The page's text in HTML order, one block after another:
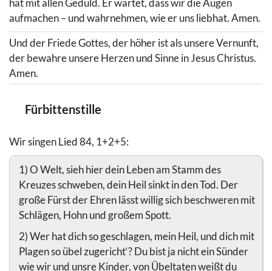
hat mit allen Geduld. Er wartet, dass wir die Augen
aufmachen – und wahrnehmen, wie er uns liebhat. Amen.
Und der Friede Gottes, der höher ist als unsere Vernunft,
der bewahre unsere Herzen und Sinne in Jesus Christus.
Amen.
Fürbittenstille
Wir singen Lied 84, 1+2+5:
1) O Welt, sieh hier dein Leben am Stamm des
Kreuzes schweben, dein Heil sinkt in den Tod. Der
große Fürst der Ehren lässt willig sich beschweren mit
Schlägen, Hohn und großem Spott.
2) Wer hat dich so geschlagen, mein Heil, und dich mit
Plagen so übel zugericht‘? Du bist ja nicht ein Sünder
wie wir und unsre Kinder, von Übeltaten weißt du